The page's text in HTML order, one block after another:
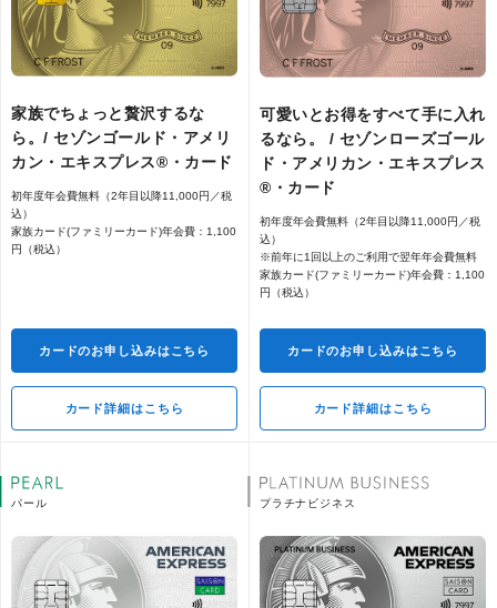
ビューティー・リラクゼーションに関するサービ
エステサロン「エルセーヌ」の施術
コースを特別割引で
セゾンプレミアムスキンケアサロン
by EBM（Men＆Women）
リフレクソロジー、整体、デトック
スなどが総合的に受けられる リラク
ヘルスケアに関するサービス
夜間・休日の急病に、現役医師が自
家族でちょっと贅沢するな
ら。/ セゾンゴールド・アメリ
カン・エキスプレス®・カード
初年度年会費無料（2年目以降11,000円／税
込）
家族カード(ファミリーカード)年会費：1,100
円（税込）
カードのお申し込みはこちら
カード詳細はこちら
可愛いとお得をすべて手に入れ
るなら。 / セゾンローズゴール
ド・アメリカン・エキスプレス
®・カード
初年度年会費無料（2年目以降11,000円／税
込）
※前年に1回以上のご利用で翌年年会費無料
家族カード(ファミリーカード)年会費：1,100
円（税込）
カードのお申し込みはこちら
カード詳細はこちら
パール プラチナビジネス